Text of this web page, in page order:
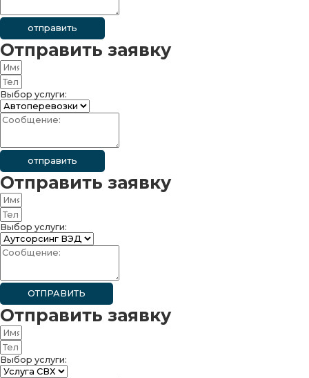
отправить
Отправить заявку
Выбор услуги:
отправить
Отправить заявку
Выбор услуги:
ОТПРАВИТЬ
Отправить заявку
Выбор услуги: